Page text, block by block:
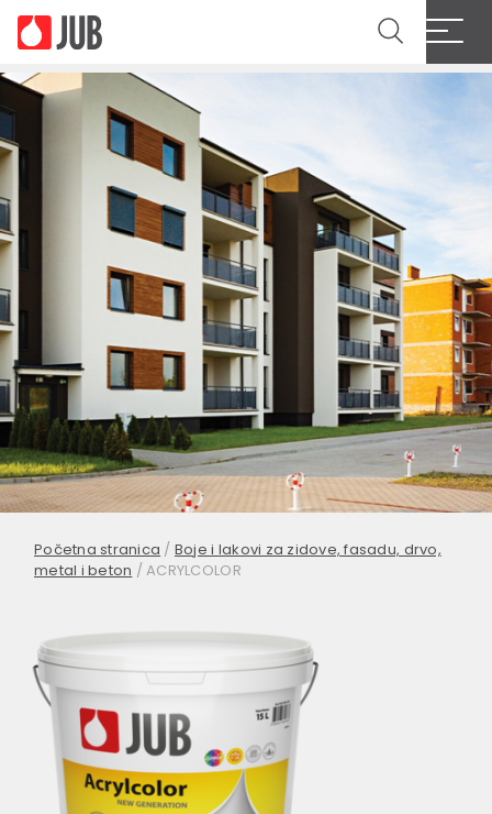
Početna stranica / Boje i lakovi za zidove, fasadu, drvo,
metal i beton /ACRYLCOLOR